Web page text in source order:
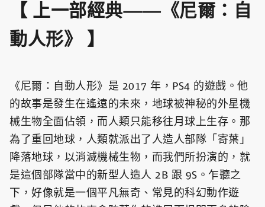
【 上一部經典——《尼爾：自
動人形》 】
《尼爾：自動人形》是 2017 年，PS4 的遊戲。他
的故事是發生在遙遠的未來，地球被神秘的外星機
械生物全面佔領，而人類只能移往月球上生存。那
為了重回地球，人類就派出了人造人部隊「寄葉」
降落地球，以消滅機械生物，而我們所扮演的，就
是這個部隊當中的新型人造人 2B 跟 9S。乍聽之
下，好像就是一個平凡無奇、常見的科幻動作遊